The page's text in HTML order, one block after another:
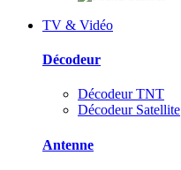
TV & Vidéo
Décodeur
Décodeur TNT
Décodeur Satellite
Antenne